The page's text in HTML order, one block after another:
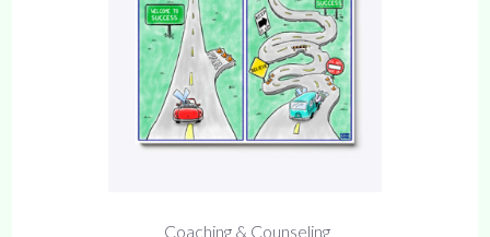
Coaching & Counseling